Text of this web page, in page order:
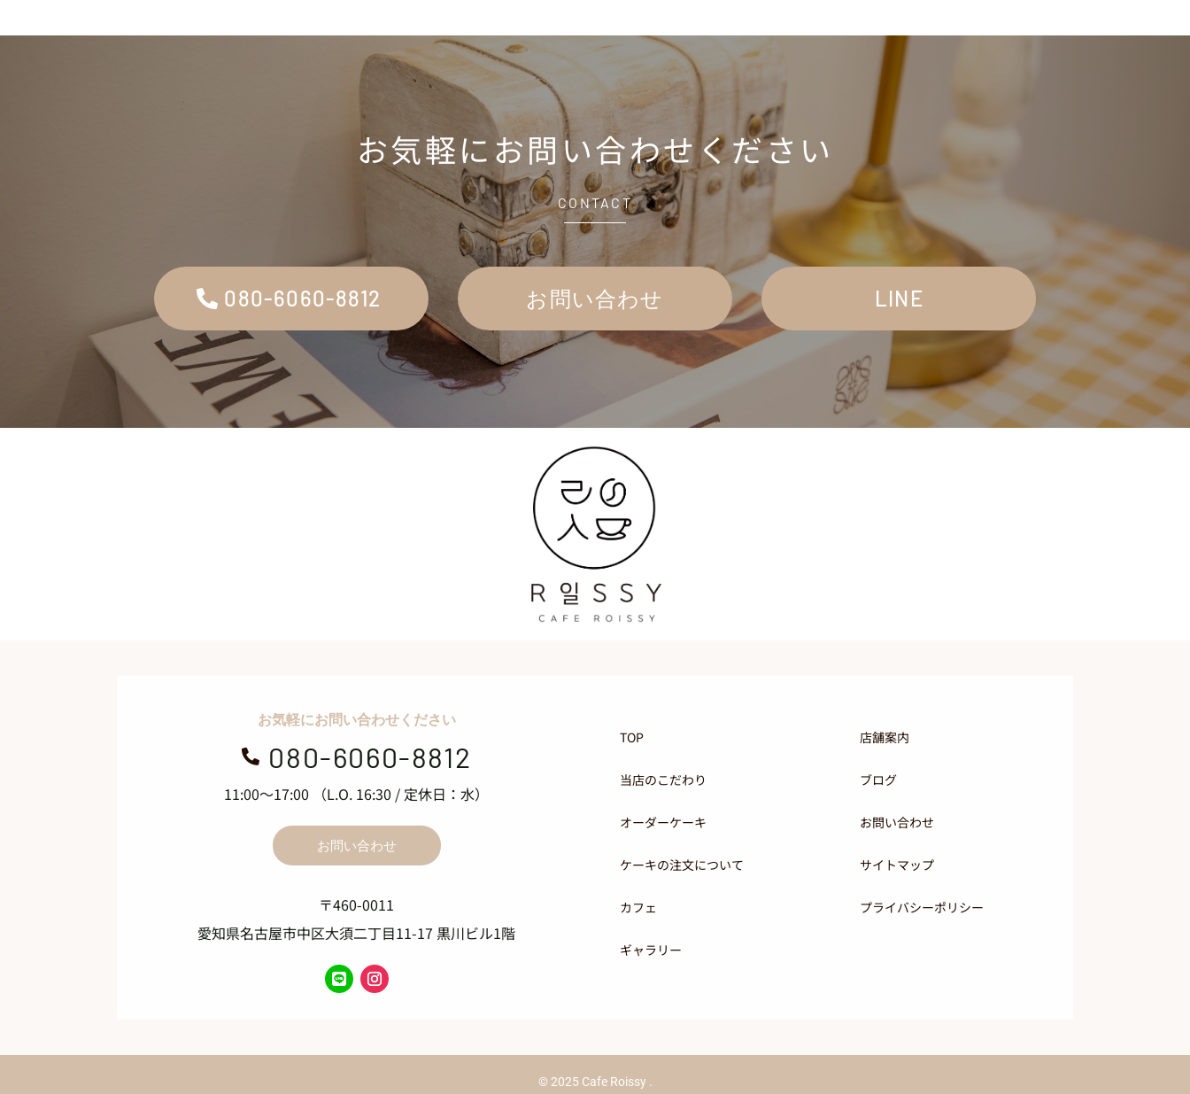
お気軽にお問い合わせください
CONTACT
080-6060-8812 お問い合わせ LINE
お気軽にお問い合わせください
 080-6060-8812
11:00～17:00 （L.O. 16:30 / 定休日：水）
お問い合わせ
〒460-0011
愛知県名古屋市中区大須二丁目11-17 黒川ビル1階
TOP
当店のこだわり
オーダーケーキ
ケーキの注文について
カフェ
ギャラリー
店舗案内
ブログ
お問い合わせ
サイトマップ
プライバシーポリシー
© 2025 Cafe Roissy .